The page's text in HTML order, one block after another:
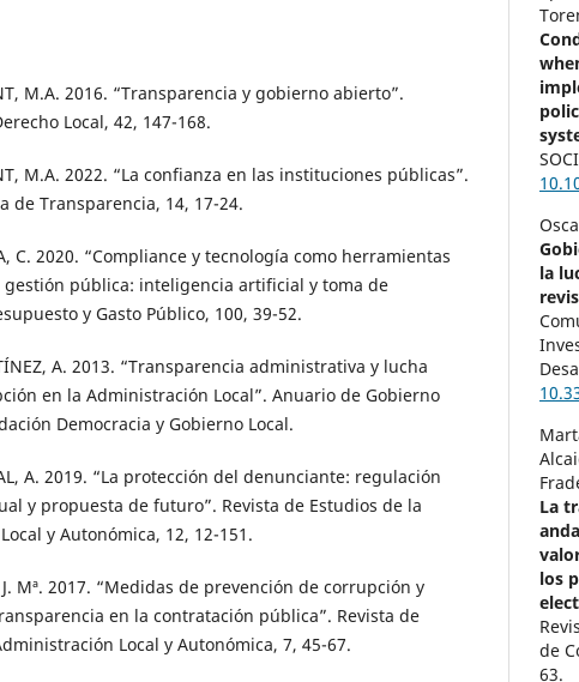
M.A. 2016. “Transparencia y gobierno abierto”.
Local, 42, 147-168.
M.A. 2022. “La confianza en las instituciones públicas”.
de Transparencia, 14, 17-24.
C. 2020. “Compliance y tecnología como herramientas
gestión pública: inteligencia artificial y toma de
y Gasto Público, 100, 39-52.
A. 2013. “Transparencia administrativa y lucha
en la Administración Local”. Anuario de Gobierno
Democracia y Gobierno Local.
A. 2019. “La protección del denunciante: regulación
y propuesta de futuro”. Revista de Estudios de la
y Autonómica, 12, 12-151.
J. Mª. 2017. “Medidas de prevención de corrupción y
en la contratación pública”. Revista de
Local y Autonómica, 7, 45-67.
la
La
los
de
63.